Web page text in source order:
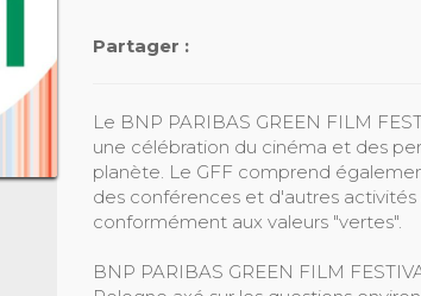
Partager :
Le BNP PARIBAS GREEN FILM
une célébration du cinéma et des
planète. Le GFF comprend
des conférences et d'autres
conformément aux valeurs "vertes".
BNP PARIBAS GREEN FILM